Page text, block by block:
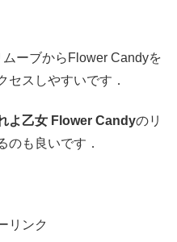
ーブからFlower Candyを
セスしやすいです．
よ乙女 Flower Candyのリ
のも良いです．
リンク